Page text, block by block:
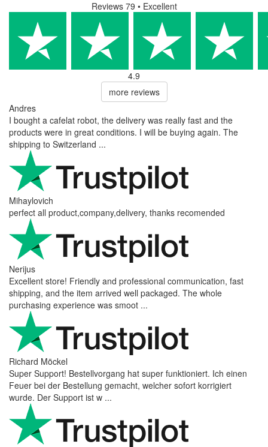
Reviews 79 • Excellent
4.9
more reviews
Andres
I bought a cafelat robot, the delivery was really fast and the
products were in great conditions. I will be buying again. The
shipping to Switzerland ...
Mihaylovich
perfect all product,company,delivery, thanks recomended
Nerijus
Excellent store! Friendly and professional communication, fast
shipping, and the item arrived well packaged. The whole
purchasing experience was smoot ...
Richard Möckel
Super Support! Bestellvorgang hat super funktioniert. Ich einen
Feuer bei der Bestellung gemacht, welcher sofort korrigiert
wurde. Der Support ist w ...